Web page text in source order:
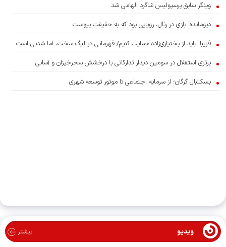
وینگر سابق پرسپولیس شاگرد الهامی شد
دیومانده: بازی در رئال، رویایی بود که به حقیقت پیوست
فریبا: باید از بختیاری‌زاده حمایت کنیم/ قهرمانی در لیگ سخت، اما شدنی است
برتری استقلال در سومین دیدار تدارکاتی با درخشش سحرخیزان و آسانی
بسکتبال گرگان؛ از سرمایه اجتماعی تا موتور توسعه شهری
ویدیو بیشتر